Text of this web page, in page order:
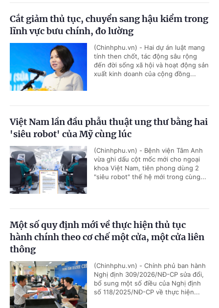
Cắt giảm thủ tục, chuyển sang hậu kiểm trong
lĩnh vực bưu chính, đo lường
(Chinhphu.vn) - Hai dự án luật mang
tính then chốt, tác động sâu rộng
đến đời sống xã hội và hoạt động sản
xuất kinh doanh của cộng đồng...
Việt Nam lần đầu phẫu thuật ung thư bằng hai
'siêu robot' của Mỹ cùng lúc
(Chinhphu.vn) - Bệnh viện Tâm Anh
vừa ghi dấu cột mốc mới cho ngoại
khoa Việt Nam, tiên phong dùng 2
"siêu robot" thế hệ mới trong cùng...
Một số quy định mới về thực hiện thủ tục
hành chính theo cơ chế một cửa, một cửa liên
thông
(Chinhphu.vn) - Chính phủ ban hành
Nghị định 309/2026/NĐ-CP sửa đổi,
bổ sung một số điều của Nghị định
số 118/2025/NĐ-CP về thực hiện...